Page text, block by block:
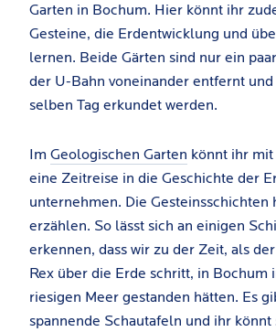
Garten in Bochum. Hier könnt ihr
Gesteine, die Erdentwicklung und
lernen. Beide Gärten sind nur ein
der U-Bahn voneinander entfernt und
selben Tag erkundet werden.
Im Geologischen Garten könnt ihr mit
eine Zeitreise in die Geschichte der
unternehmen. Die Gesteinsschichten
erzählen. So lässt sich an einigen
erkennen, dass wir zu der Zeit, als
Rex über die Erde schritt, in Bochum
riesigen Meer gestanden hätten. Es
spannende Schautafeln und ihr könnt